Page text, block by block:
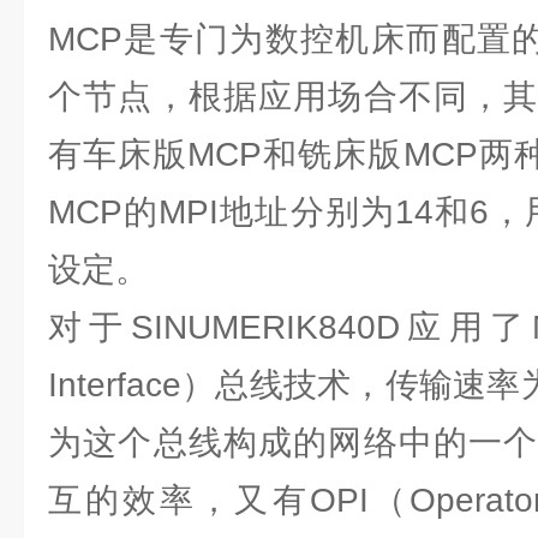
MCP是专门为数控机床而配置
个节点，根据应用场合不同，
有车床版MCP和铣床版MCP两
MCP的MPI地址分别为14和6
设定。
对于SINUMERIK840D应用
Interface）总线技术，传输速率
为这个总线构成的网络中的一
互的效率，又有OPI（